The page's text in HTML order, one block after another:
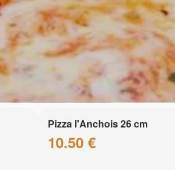
Pizza l'Anchois 26 cm
10.50 €